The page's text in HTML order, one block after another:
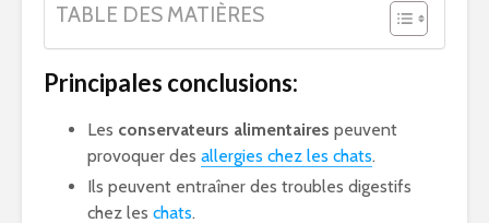
TABLE DES MATIÈRES
Principales conclusions:
Les conservateurs alimentaires peuvent
provoquer des allergies chez les chats.
Ils peuvent entraîner des troubles digestifs
chez les chats.